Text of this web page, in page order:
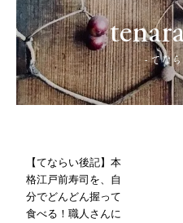
- てな
【てならい後記】本
格江戸前寿司を、自
分でどんどん握って
食べる！職人さんに